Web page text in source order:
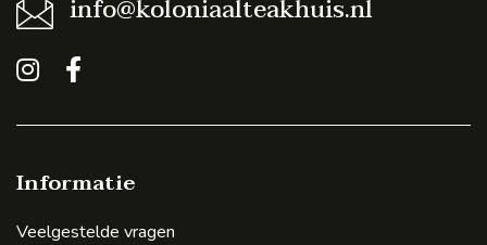
info@koloniaalteakhuis.nl
Informatie
Veelgestelde vragen